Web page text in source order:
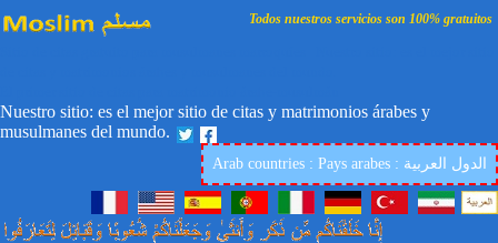
Todos nuestros servicios son 100% gratuitos
Nuestro sitio: es el mejor sitio de citas y matrimonios árabes y
musulmanes del mundo.
Arab countries : Pays arabes : الدول العربية